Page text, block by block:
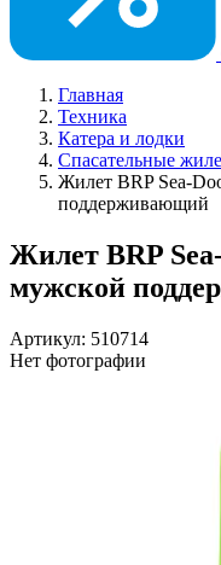
Главная
Техника
Катера и лодки
Спасательные
Жилет BRP Sea-
поддерживающий
Жилет BRP
мужской
Артикул: 510714
Нет фотографии